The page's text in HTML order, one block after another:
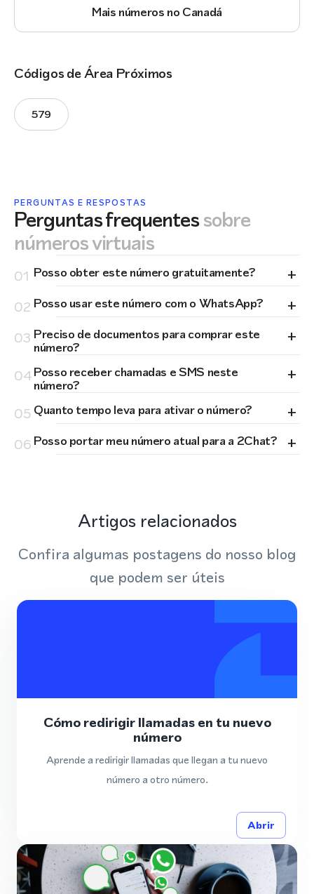
Mais números no Canadá
Códigos de Área Próximos
579
PERGUNTAS E RESPOSTAS
Perguntas frequentessobre
números virtuais
01 Posso obter este número gratuitamente? +
02 Posso usar este número com o WhatsApp? +
03 Preciso de documentos para comprar este
número? +
04Posso receber chamadas e SMS neste
número? +
05 Quanto tempo leva para ativar o número? +
06 Posso portar meu número atual para a 2Chat? +
Artigos relacionados
Confira algumas postagens do nosso blog
que podem ser úteis
Cómo redirigir llamadas en tu nuevo
número
Aprende a redirigir llamadas que llegan a tu nuevo
número a otro número.
Abrir